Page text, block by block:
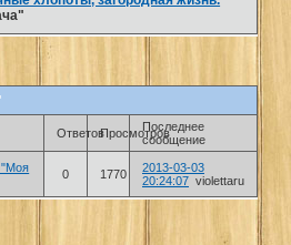
ОтветовПросмотровПоследнее
сообщение
0 1770
2013-03-03
20:24:07 violettaru